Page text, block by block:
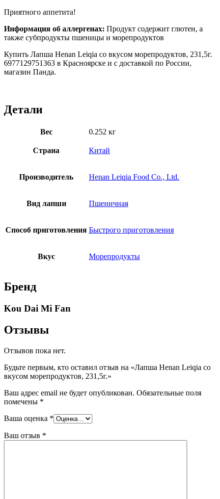
Приятного аппетита!
Информация об аллергенах: Продукт содержит глютен, а
также субпродукты пшеницы и морепродуктов
Купить Лапша Henan Leiqia со вкусом морепродуктов, 231,5г.
6977129751363 в Красноярске и с доставкой по России,
магазин Панда.
Детали
Вес 0.252 кг
Страна Китай
Производитель Henan Leiqia Food Co., Ltd.
Вид лапши Пшеничная
Способ приготовления Быстрого приготовления
Вкус Морепродукты
Бренд
Kou Dai Mi Fan
Отзывы
Отзывов пока нет.
Будьте первым, кто оставил отзыв на «Лапша Henan Leiqia со
вкусом морепродуктов, 231,5г.»
Ваш адрес email не будет опубликован. Обязательные поля
помечены *
Ваша оценка *
Ваш отзыв *